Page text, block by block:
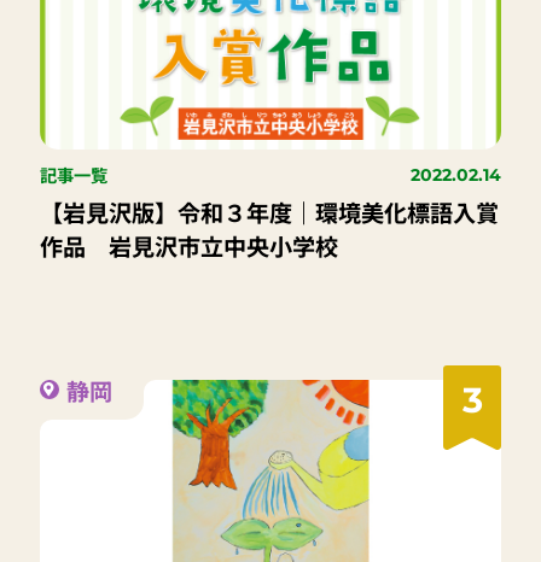
記事一覧 2022.02.14
【岩見沢版】令和３年度｜環境美化標語入賞
作品 岩見沢市立中央小学校
3
静岡